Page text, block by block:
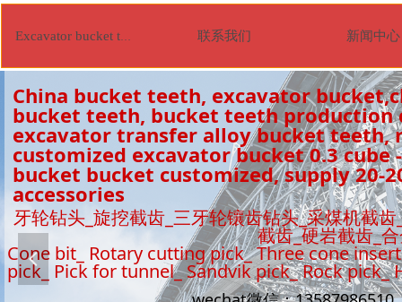
牙轮钻头_旋挖截齿_三牙轮镶齿钻头_采煤机截
截齿_硬岩截齿_
Cone bit_ Rotary cutting pick_ Three cone
pick_ Pick for tunnel_ Sandvik pick_ Rock
China bucket teeth, excavator
bucket teeth, bucket teeth production
excavator transfer alloy bucket teeth,
customized excavator bucket 0.3 cube
bucket bucket customized, supply 20-
accessories
넳
Excavator bucket tooth 联系我们 新闻中心